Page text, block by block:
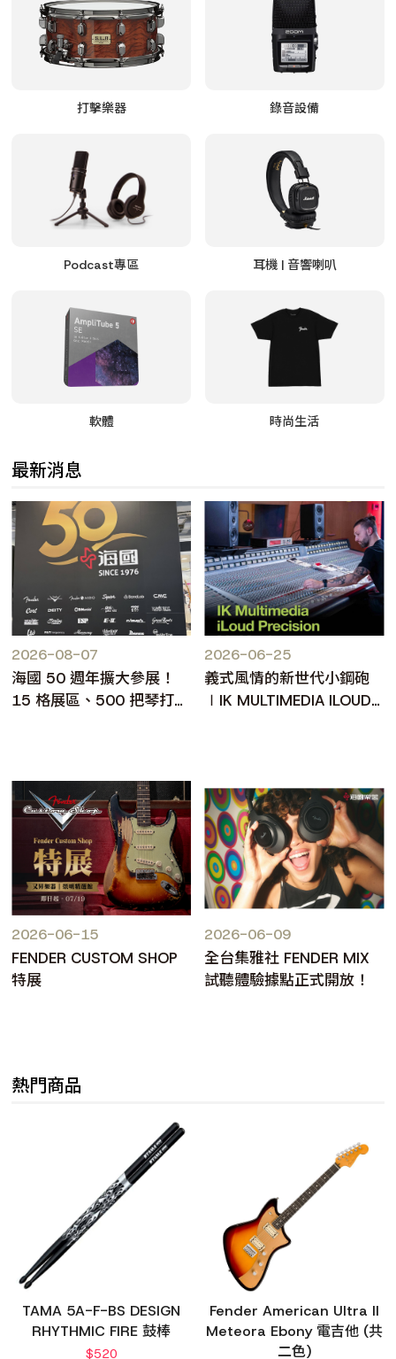
打擊樂器 錄音設備
Podcast專區 耳機 | 音響喇叭
軟體 時尚生活
最新消息
2026-08-07
海國 50 週年擴大參展！
15 格展區、500 把琴打造
2026-06-25
義式風情的新世代小鋼砲
∣IK MULTIMEDIA ILOUD
2026-06-15
FENDER CUSTOM SHOP
特展
2026-06-09
全台集雅社 FENDER MIX
試聽體驗據點正式開放！
熱門商品
TAMA 5A-F-BS DESIGN
RHYTHMIC FIRE 鼓棒
$520
Fender American Ultra II
Meteora Ebony 電吉他 (共
二色)